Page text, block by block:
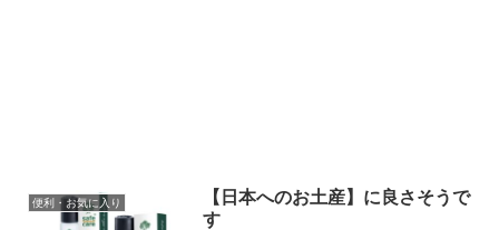
便利・お気に入り
【日本へのお土産】に良さそうで
す